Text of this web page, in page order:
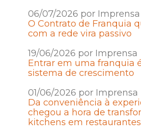
06/07/2026 por Imprensa
O Contrato de Franquia
com a rede vira passivo
19/06/2026 por Imprensa
Entrar em uma franquia
sistema de crescimento
01/06/2026 por Imprensa
Da conveniência à
chegou a hora de
kitchens em